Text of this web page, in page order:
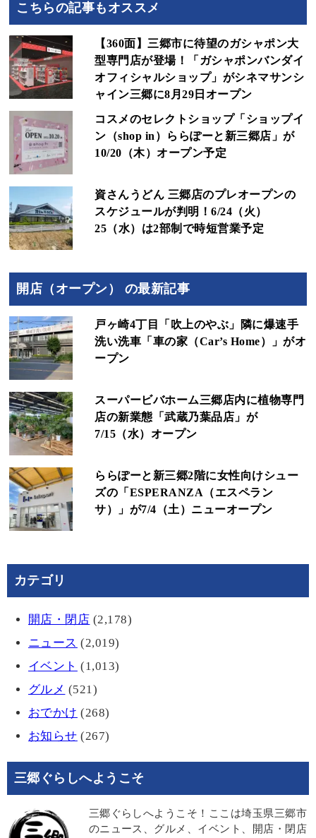
こちらの記事もオススメ
【360面】三郷市に待望のガシャポン大
型専門店が登場！「ガシャポンバンダイ
オフィシャルショップ」がシネマサンシ
ャイン三郷に8月29日オープン
コスメのセレクトショップ「ショップイ
ン（shop in）ららぽーと新三郷店」が
10/20（木）オープン予定
資さんうどん 三郷店のプレオープンの
スケジュールが判明！6/24（火）
25（水）は2部制で時短営業予定
開店（オープン） の最新記事
戸ヶ崎4丁目「吹上のやぶ」隣に爆速手
洗い洗車「車の家（Car’s Home）」がオ
ープン
スーパービバホーム三郷店内に植物専門
店の新業態「武蔵乃葉品店」が
7/15（水）オープン
ららぽーと新三郷2階に女性向けシュー
ズの「ESPERANZA（エスペラン
サ）」が7/4（土）ニューオープン
カテゴリ
開店・閉店 (2,178)
ニュース (2,019)
イベント (1,013)
グルメ (521)
おでかけ (268)
お知らせ (267)
三郷ぐらしへようこそ
三郷ぐらしへようこそ！ここは埼玉県三郷市
のニュース、グルメ、イベント、開店・閉店